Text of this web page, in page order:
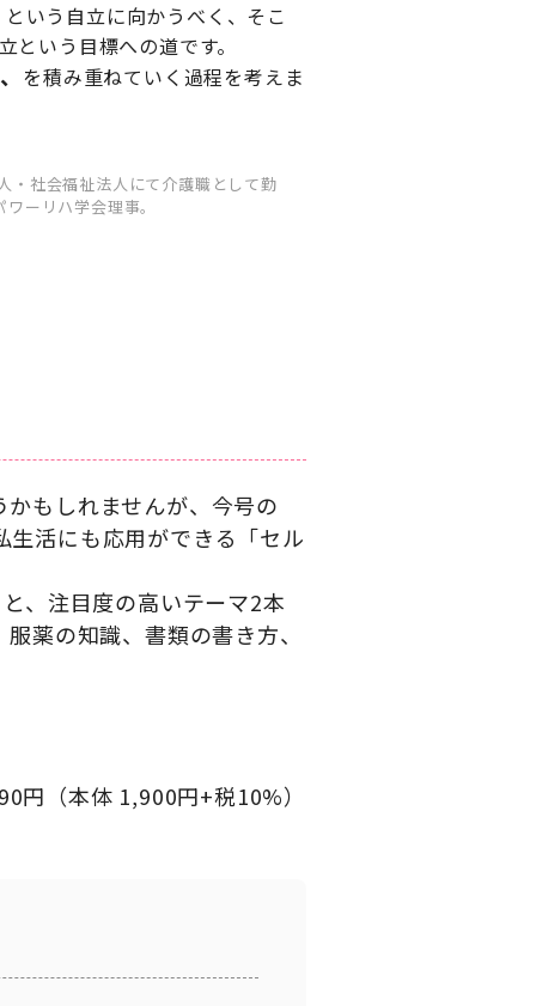
いう自立に向かうべく、そこ
いう目標への道です。
を積み重ねていく過程を考えま
・社会福祉法人にて介護職として勤
ーリハ学会理事。
もしれませんが、今号の
活にも応用ができる「セル
、注目度の高いテーマ2本
服薬の知識、書類の書き方、
（本体 1,900円+税10%）